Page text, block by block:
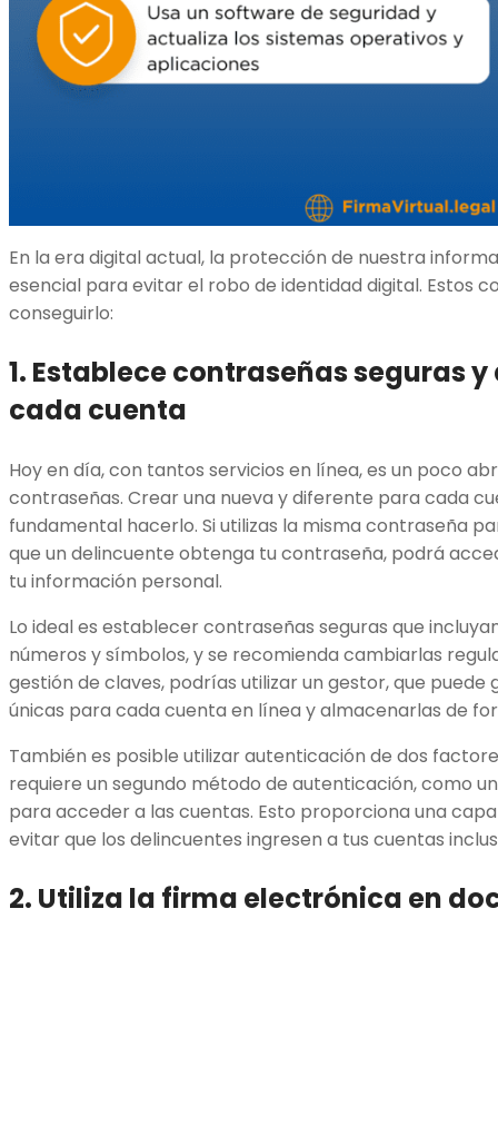
En la era digital actual, la protección de nuestra
esencial para evitar el robo de identidad digital. Estos
conseguirlo:
1. Establece contraseñas seguras
cada cuenta
Hoy en día, con tantos servicios en línea, es un poco
contraseñas. Crear una nueva y diferente para cada
fundamental hacerlo. Si utilizas la misma contraseña
que un delincuente obtenga tu contraseña, podrá
tu información personal.
Lo ideal es establecer contraseñas seguras que
números y símbolos, y se recomienda cambiarlas
gestión de claves, podrías utilizar un gestor, que
únicas para cada cuenta en línea y almacenarlas de
También es posible utilizar autenticación de dos
requiere un segundo método de autenticación, como
para acceder a las cuentas. Esto proporciona una
evitar que los delincuentes ingresen a tus cuentas
2. Utiliza la firma electrónica en